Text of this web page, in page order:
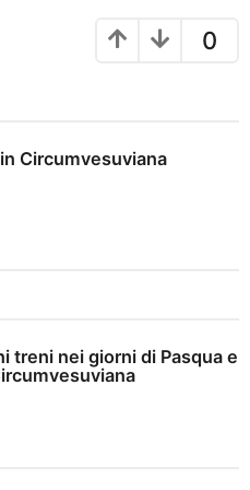
0
Circumvesuviana
treni nei giorni di Pasqua e